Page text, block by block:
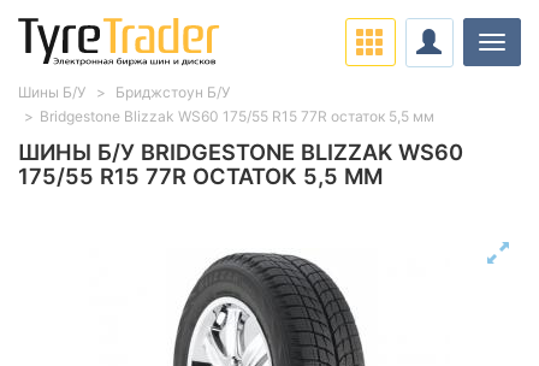
ШИНЫ Б/У BRIDGESTONE BLIZZAK WS60
175/55 R15 77R ОСТАТОК 5,5 ММ
Шины Б/У
Бриджстоун Б/У
Bridgestone Blizzak WS60 175/55 R15 77R остаток 5,5 мм